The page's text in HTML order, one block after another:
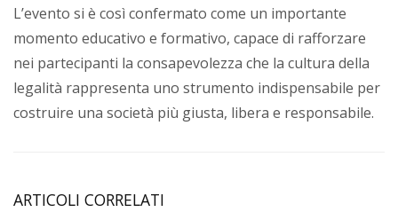
L’evento si è così confermato come un importante
momento educativo e formativo, capace di rafforzare
nei partecipanti la consapevolezza che la cultura della
legalità rappresenta uno strumento indispensabile per
costruire una società più giusta, libera e responsabile.
ARTICOLI CORRELATI